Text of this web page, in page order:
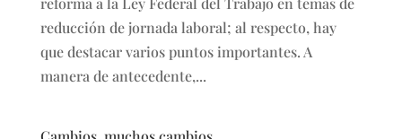
reducción de jornada laboral; al respecto, hay
que destacar varios puntos importantes. A
manera de antecedente,...